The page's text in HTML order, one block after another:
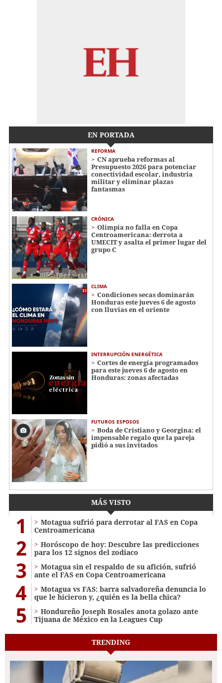
EN PORTADA
REFORMA
CN aprueba reformas al
Presupuesto 2026 para potenciar
conectividad escolar, industria
militar y eliminar plazas
fantasmas
CRÓNICA
Olimpia no falla en Copa
Centroamericana: derrota a
UMECIT y asalta el primer lugar del
grupo C
CLIMA
Condiciones secas dominarán
Honduras este jueves 6 de agosto
con lluvias en el oriente
INTERRUPCIÓN ENERGÉTICA
Cortes de energía programados
para este jueves 6 de agosto en
Honduras: zonas afectadas
FUTUROS ESPOSOS
Boda de Cristiano y Georgina: el
impensable regalo que la pareja
pidió a sus invitados
MÁS VISTO
1
Motagua sufrió para derrotar al FAS en Copa
Centroamericana
2
Horóscopo de hoy: Descubre las predicciones
para los 12 signos del zodiaco
3
Motagua sin el respaldo de su afición, sufrió
ante el FAS en Copa Centroamericana
4
Motagua vs FAS: barra salvadoreña denuncia lo
que le hicieron y, ¿quién es la bella chica?
5
Hondureño Joseph Rosales anota golazo ante
Tijuana de México en la Leagues Cup
TRENDING